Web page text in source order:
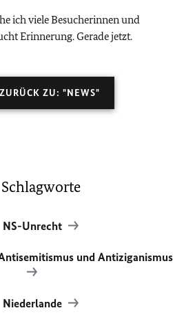
ich viele Besucherinnen und
Erinnerung. Gerade jetzt.
ZURÜCK ZU: "NEWS"
Schlagworte
NS-Unrecht
und Antiziganismus
Niederlande